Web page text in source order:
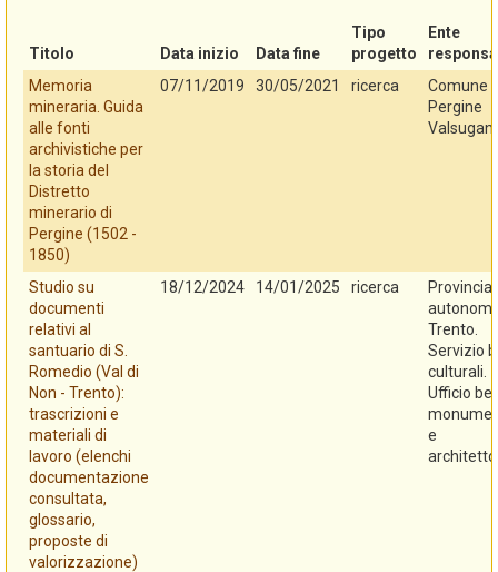
Titolo Data inizio Data fine
Tipo
progetto
Ente
Memoria
mineraria. Guida
alle fonti
archivistiche per
la storia del
Distretto
minerario di
Pergine (1502 -
1850)
07/11/2019 30/05/2021 ricerca
Comune
Pergine
Studio su
documenti
relativi al
santuario di S.
Romedio (Val di
Non - Trento):
trascrizioni e
materiali di
lavoro (elenchi
documentazione
consultata,
glossario,
proposte di
valorizzazione)
18/12/2024 14/01/2025 ricerca
Provincia
Trento.
Servizio
culturali.
Ufficio
e